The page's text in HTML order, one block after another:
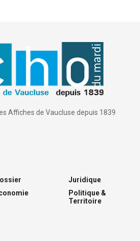
Affiches de Vaucluse depuis 1839
Juridique
Politique &
Territoire